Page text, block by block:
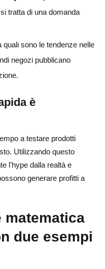
tratta di una domanda
quali sono le tendenze nelle
negozi pubblicano
è
a testare prodotti
Utilizzando questo
l'hype dalla realtà e
generare profitti a
matematica
due esempi